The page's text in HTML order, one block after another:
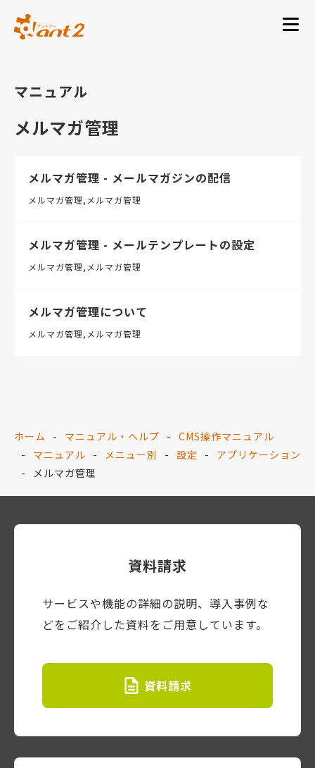
マニュアル
メルマガ管理
メルマガ管理 - メールマガジンの配信
メルマガ管理 メルマガ管理
メルマガ管理 - メールテンプレートの設定
メルマガ管理 メルマガ管理
メルマガ管理について
メルマガ管理 メルマガ管理
ホーム マニュアル・ヘルプ
CMS操作マニュアル
マニュアル
メニュー別 設定
アプリケーション
メルマガ管理
資料請求
サービスや機能の詳細の説明、導入事例な
どをご紹介した資料をご用意しています。
資料請求